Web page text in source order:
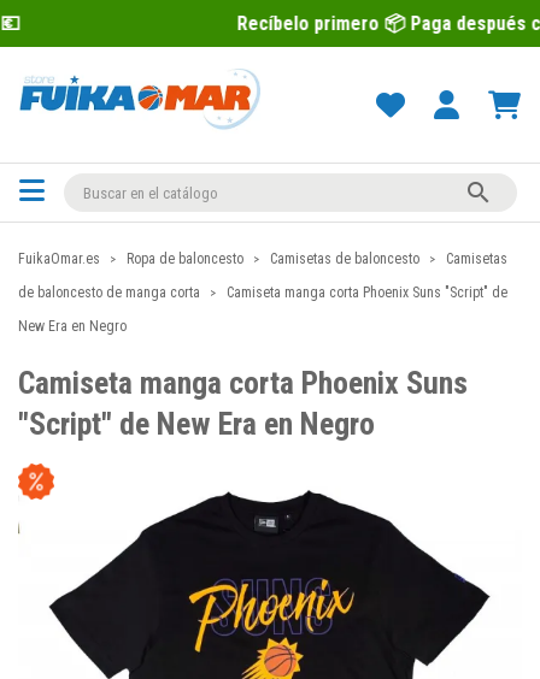
Recíbelo primero 📦 Paga después con Sequra 💶

FuikaOmar.es Ropa de baloncesto Camisetas de baloncesto
Camisetas
de baloncesto de manga corta
Camiseta manga corta Phoenix Suns "Script" de
New Era en Negro
Camiseta manga corta Phoenix Suns
"Script" de New Era en Negro